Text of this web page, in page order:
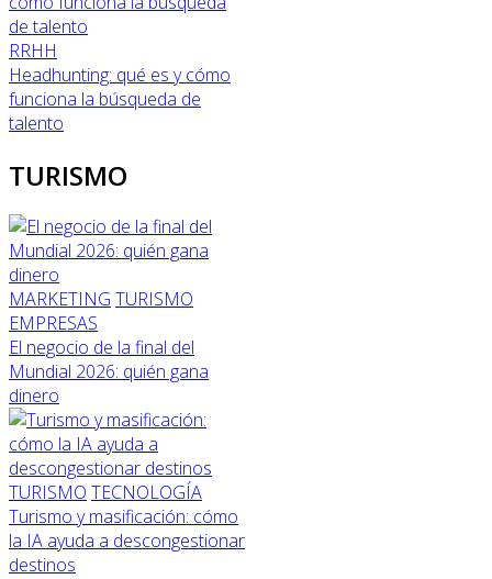
RRHH
Headhunting: qué es y cómo
funciona la búsqueda de
talento
TURISMO
MARKETING TURISMO
EMPRESAS
El negocio de la final del
Mundial 2026: quién gana
dinero
TURISMO TECNOLOGÍA
Turismo y masificación: cómo
la IA ayuda a descongestionar
destinos